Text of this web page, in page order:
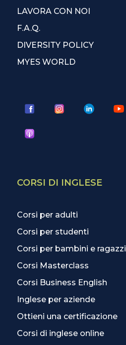
LAVORA CON NOI
F.A.Q.
DIVERSITY POLICY
MYES WORLD
CORSI DI INGLESE
Corsi per adulti
Corsi per studenti
Corsi per bambini e ragazzi
Corsi Masterclass
Corsi Business English
Inglese per aziende
Ottieni una certificazione
Corsi di inglese online